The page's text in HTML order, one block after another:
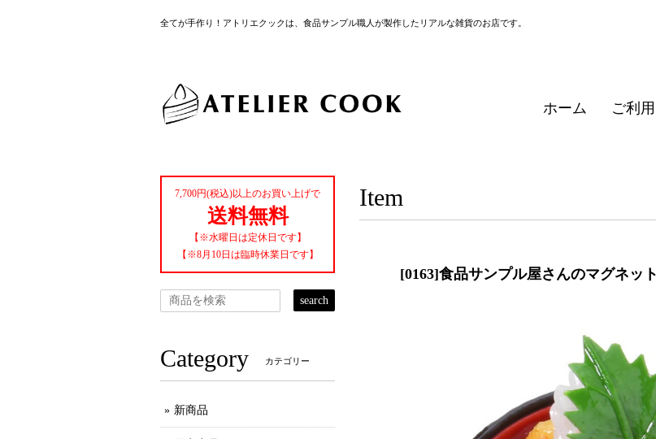
全てが手作り！アトリエクックは、食品サンプル職人が製作したリアルな雑貨のお店です。
ホーム ご利
Item
[0163]食品サンプル屋さんのマグネッ
7,700円(税込)以上のお買い上げで
送料無料
【※水曜日は定休日です】
【※8月10日は臨時休業日です】
search
Category カテゴリー
新商品